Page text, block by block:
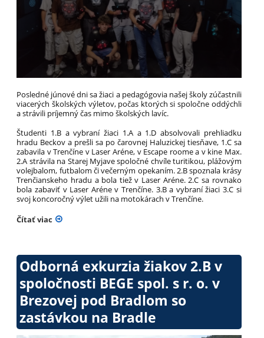
Posledné júnové dni sa žiaci a pedagógovia našej školy zúčastnili
viacerých školských výletov, počas ktorých si spoločne oddýchli
a strávili príjemný čas mimo školských lavíc.
Študenti 1.B a vybraní žiaci 1.A a 1.D absolvovali prehliadku
hradu Beckov a prešli sa po čarovnej Haluzickej tiesňave, 1.C sa
zabavila v Trenčíne v Laser Aréne, v Escape roome a v kine Max.
2.A strávila na Starej Myjave spoločné chvíle turitikou, plážovým
volejbalom, futbalom či večerným opekaním. 2.B spoznala krásy
Trenčianskeho hradu a bola tiež v Laser Aréne. 2.C sa rovnako
bola zabaviť v Laser Aréne v Trenčíne. 3.B a vybraní žiaci 3.C si
svoj koncoročný výlet užili na motokárach v Trenčíne.
Čítať viac
Odborná exkurzia žiakov 2.B v
spoločnosti BEGE spol. s r. o. v
Brezovej pod Bradlom so
zastávkou na Bradle